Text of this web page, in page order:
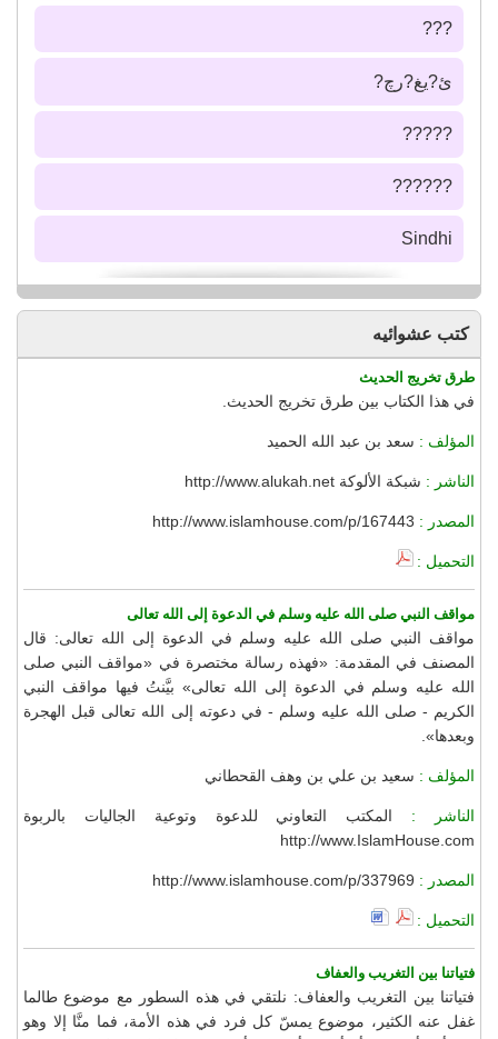
???
ئ?يغ?رچ?
?????
??????
Sindhi
كتب عشوائيه
طرق تخريج الحديث
في هذا الكتاب بين طرق تخريج الحديث.
المؤلف : سعد بن عبد الله الحميد
الناشر : شبكة الألوكة http://www.alukah.net
المصدر : http://www.islamhouse.com/p/167443
التحميل :
مواقف النبي صلى الله عليه وسلم في الدعوة إلى الله تعالى
مواقف النبي صلى الله عليه وسلم في الدعوة إلى الله تعالى: قال
المصنف في المقدمة: «فهذه رسالة مختصرة في «مواقف النبي صلى
الله عليه وسلم في الدعوة إلى الله تعالى» بيَّنتُ فيها مواقف النبي
الكريم - صلى الله عليه وسلم - في دعوته إلى الله تعالى قبل الهجرة
وبعدها».
المؤلف : سعيد بن علي بن وهف القحطاني
الناشر : المكتب التعاوني للدعوة وتوعية الجاليات بالربوة
http://www.IslamHouse.com
المصدر : http://www.islamhouse.com/p/337969
التحميل :
فتياتنا بين التغريب والعفاف
فتياتنا بين التغريب والعفاف: نلتقي في هذه السطور مع موضوع طالما
غفل عنه الكثير، موضوع يمسّ كل فرد في هذه الأمة، فما منَّا إلا وهو